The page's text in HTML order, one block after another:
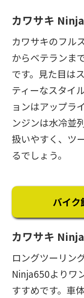
カワサキ
カワサキのフル
からベテランま
です。見た目は
ティーなスタイ
ョンはアップラ
ンジンは水冷並
扱いやすく、ツ
るでしょう。
バイ
カワサキ
ロングツーリン
Ninja650よりワ
すすめです。車